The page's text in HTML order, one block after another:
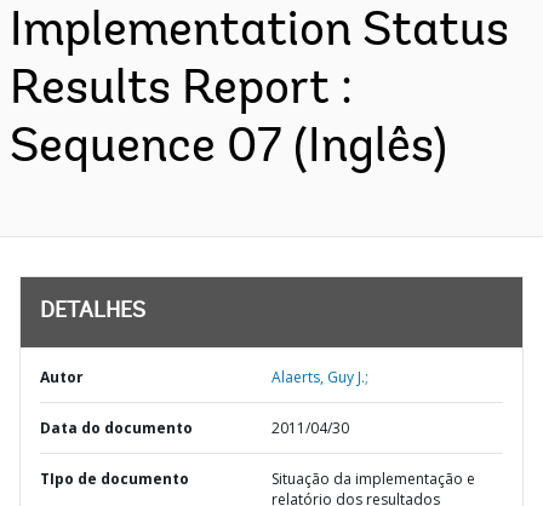
Implementation Status
Results Report :
Sequence 07 (Inglês)
DETALHES
Autor Alaerts, Guy J.;
Data do documento 2011/04/30
TIpo de documento
Situação da implementação e
relatório dos resultados